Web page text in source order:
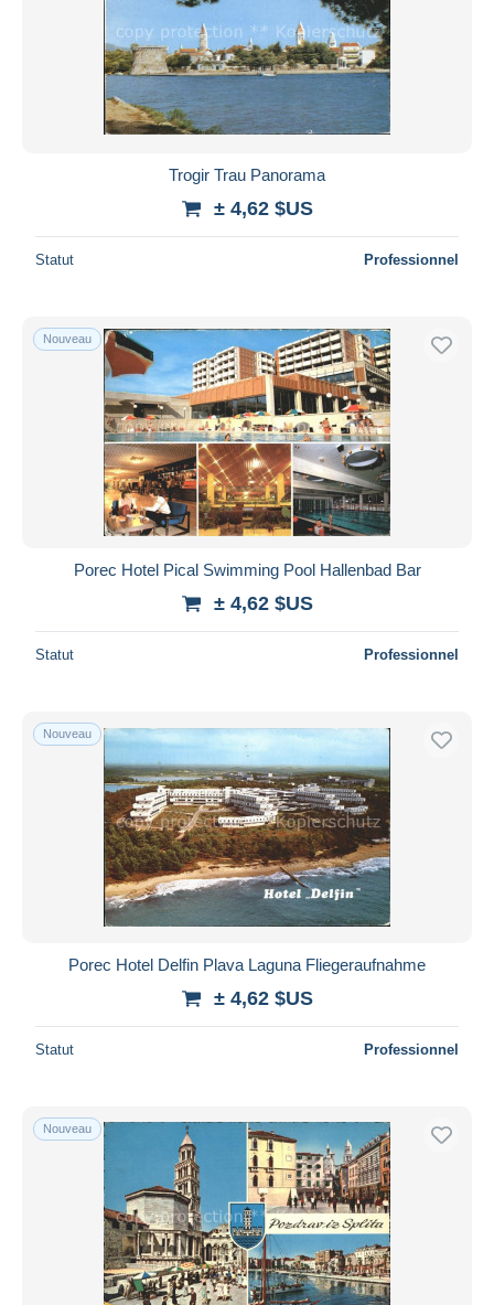
Trogir Trau Panorama
± 4,62 $US
Statut Professionnel
Nouveau
Porec Hotel Pical Swimming Pool Hallenbad Bar
± 4,62 $US
Statut Professionnel
Nouveau
Porec Hotel Delfin Plava Laguna Fliegeraufnahme
± 4,62 $US
Statut Professionnel
Nouveau